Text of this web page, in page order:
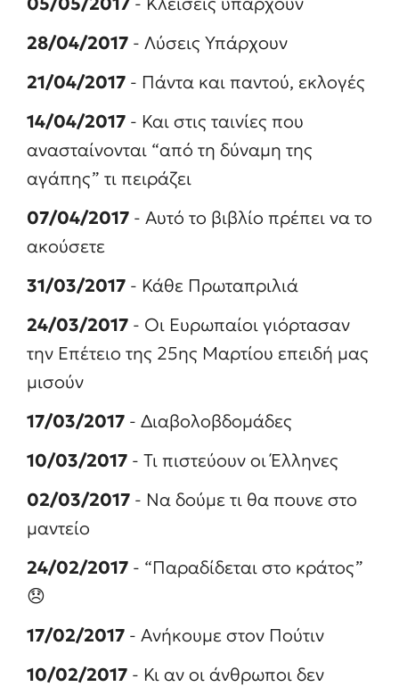
28/04/2017 - Λύσεις Υπάρχουν
21/04/2017 - Πάντα και παντού, εκλογές
14/04/2017 - Και στις ταινίες που
ανασταίνονται “από τη δύναμη της
αγάπης” τι πειράζει
07/04/2017 - Αυτό το βιβλίο πρέπει να το
ακούσετε
31/03/2017 - Κάθε Πρωταπριλιά
24/03/2017 - Οι Ευρωπαίοι γιόρτασαν
την Επέτειο της 25ης Μαρτίου επειδή μας
μισούν
17/03/2017 - Διαβολοβδομάδες
10/03/2017 - Τι πιστεύουν οι Έλληνες
02/03/2017 - Να δούμε τι θα πουνε στο
μαντείο
24/02/2017 - “Παραδίδεται στο κράτος”
😞
17/02/2017 - Ανήκουμε στον Πούτιν
10/02/2017 - Κι αν οι άνθρωποι δεν